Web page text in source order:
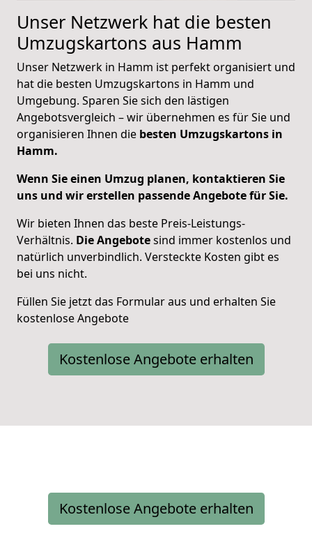
Unser Netzwerk hat die besten
Umzugskartons aus Hamm
Unser Netzwerk in Hamm ist perfekt organisiert und
hat die besten Umzugskartons in Hamm und
Umgebung. Sparen Sie sich den lästigen
Angebotsvergleich – wir übernehmen es für Sie und
organisieren Ihnen die besten Umzugskartons in
Hamm.
Wenn Sie einen Umzug planen, kontaktieren Sie
uns und wir erstellen passende Angebote für Sie.
Wir bieten Ihnen das beste Preis-Leistungs-
Verhältnis. Die Angebotesind immer kostenlos und
natürlich unverbindlich. Versteckte Kosten gibt es
bei uns nicht.
Füllen Sie jetzt das Formular aus und erhalten Sie
kostenlose Angebote
Kostenlose Angebote erhalten
Kostenlose Angebote erhalten